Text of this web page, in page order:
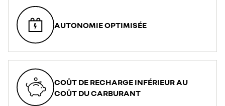
AUTONOMIE OPTIMISÉE
COÛT DE RECHARGE INFÉRIEUR AU
COÛT DU CARBURANT